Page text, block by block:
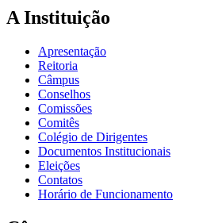
A Instituição
Apresentação
Reitoria
Câmpus
Conselhos
Comissões
Comitês
Colégio de Dirigentes
Documentos Institucionais
Eleições
Contatos
Horário de Funcionamento